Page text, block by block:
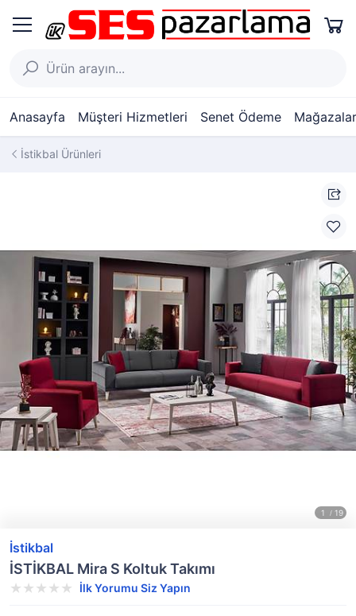
Anasayfa Müşteri Hizmetleri Senet Ödeme
İstikbal Ürünleri
İstikbal
İSTİKBAL Mira S Koltuk Takımı
İlk Yorumu Siz Yapın